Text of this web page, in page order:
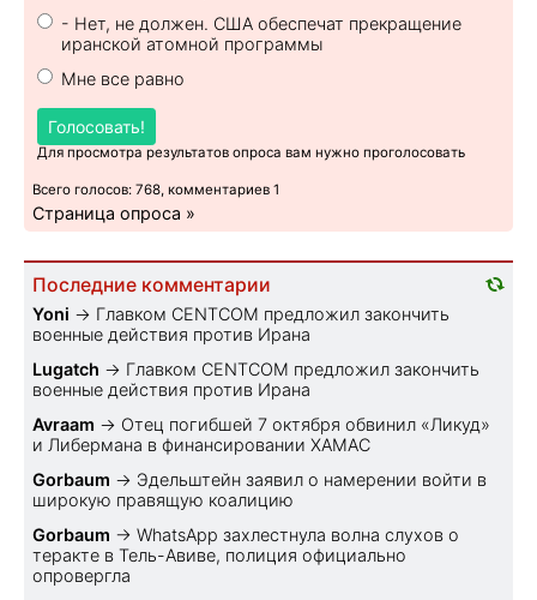
- Нет, не должен. США обеспечат прекращение
иранской атомной программы
Мне все равно
Голосовать!
Для просмотра результатов опроса вам нужно проголосовать
Всего голосов: 768, комментариев 1
Страница опроса »
Последние комментарии
Yoni → Главком CENTCOM предложил закончить
военные действия против Ирана
Lugatch → Главком CENTCOM предложил закончить
военные действия против Ирана
Avraam → Отец погибшей 7 октября обвинил «Ликуд»
и Либермана в финансировании ХАМАС
Gorbaum → Эдельштейн заявил о намерении войти в
широкую правящую коалицию
Gorbaum → WhatsApp захлестнула волна слухов о
теракте в Тель-Авиве, полиция официально
опровергла